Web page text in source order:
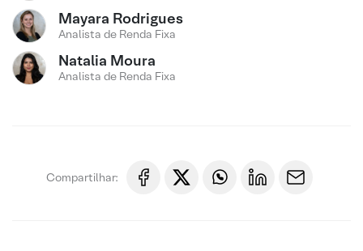
Mayara Rodrigues
Analista de Renda Fixa
Natalia Moura
Analista de Renda Fixa
Compartilhar: